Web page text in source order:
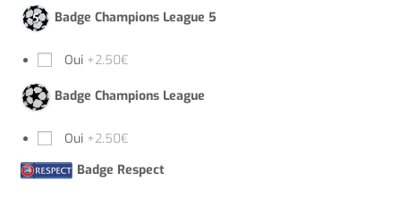
Badge Champions League 5
Oui +2.50€
Badge Champions League
Oui +2.50€
Badge Respect